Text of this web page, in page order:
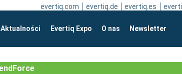
evertiq.com evertiq.de evertiq.es
Aktualności Evertiq Expo O nas Newsletter